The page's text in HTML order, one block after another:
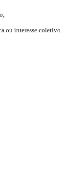
ou interesse coletivo.